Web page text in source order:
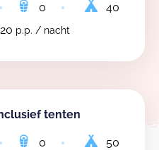
0
40
p.p. / nacht
tenten
0
50